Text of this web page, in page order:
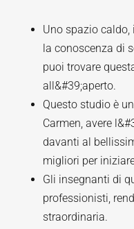
Uno spazio
la conoscenza di
puoi trovare
all&#39;aperto.
Questo studio è
Carmen, avere
davanti al
migliori per
Gli insegnanti di
professionisti,
straordinaria.